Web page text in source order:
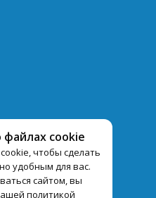
cookie
чтобы сделать
удобным для вас.
сайтом, вы
политикой